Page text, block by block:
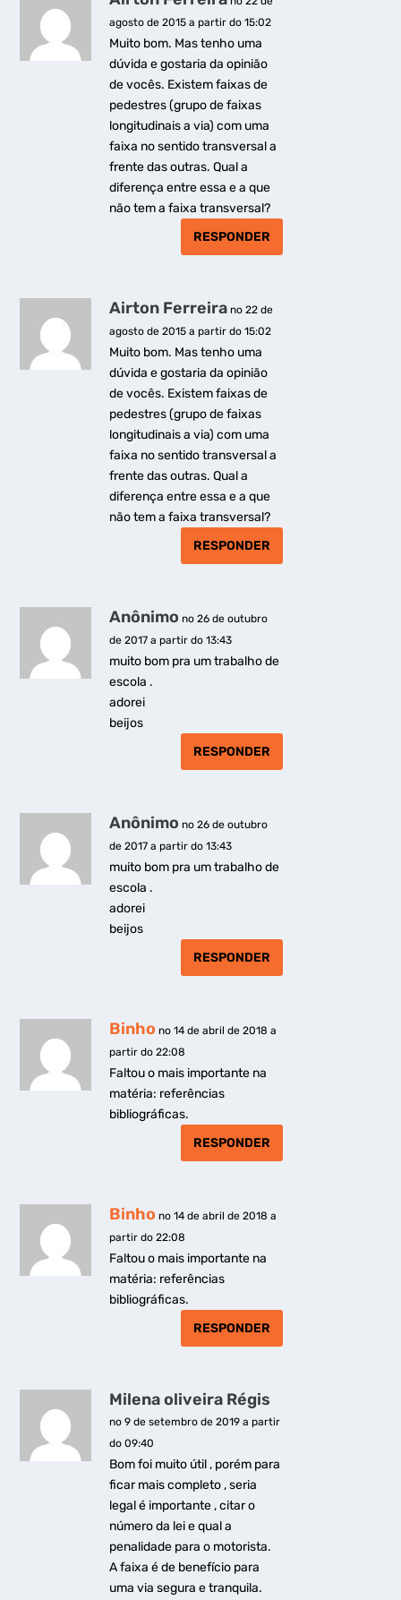
agosto de 2015 a partir do 15:02
Muito bom. Mas tenho uma
dúvida e gostaria da opinião
de vocês. Existem faixas de
pedestres (grupo de faixas
longitudinais a via) com uma
faixa no sentido transversal a
frente das outras. Qual a
diferença entre essa e a que
não tem a faixa transversal?
RESPONDER
Airton Ferreira no 22 de
agosto de 2015 a partir do 15:02
Muito bom. Mas tenho uma
dúvida e gostaria da opinião
de vocês. Existem faixas de
pedestres (grupo de faixas
longitudinais a via) com uma
faixa no sentido transversal a
frente das outras. Qual a
diferença entre essa e a que
não tem a faixa transversal?
RESPONDER
Anônimo no 26 de outubro
de 2017 a partir do 13:43
muito bom pra um trabalho de
escola .
adorei
beijos
RESPONDER
Anônimo no 26 de outubro
de 2017 a partir do 13:43
muito bom pra um trabalho de
escola .
adorei
beijos
RESPONDER
Binho no 14 de abril de 2018 a
partir do 22:08
Faltou o mais importante na
matéria: referências
bibliográficas.
RESPONDER
Binho no 14 de abril de 2018 a
partir do 22:08
Faltou o mais importante na
matéria: referências
bibliográficas.
RESPONDER
Milena oliveira Régis
no 9 de setembro de 2019 a partir
do 09:40
Bom foi muito útil , porém para
ficar mais completo , seria
legal é importante , citar o
número da lei e qual a
penalidade para o motorista.
A faixa é de benefício para
uma via segura e tranquila.